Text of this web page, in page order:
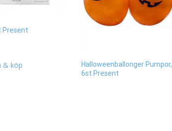
Present
& köp
Halloweenballonger Pumpor,
6st Present